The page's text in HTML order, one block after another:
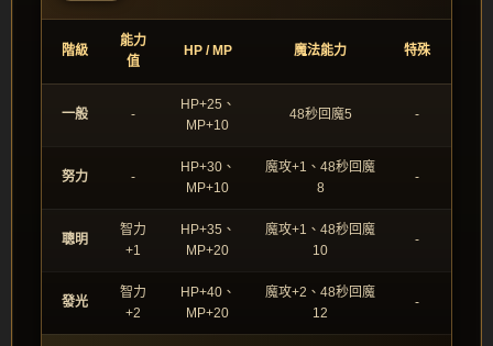
階級
能力
值
HP / MP 魔法能力 特殊
一般 -
HP+25、
MP+10
48秒回魔5 -
努力 -
HP+30、
MP+10
魔攻+1、48秒回魔
8
-
聰明
智力
+1
HP+35、
MP+20
魔攻+1、48秒回魔
10
-
發光
智力
+2
HP+40、
MP+20
魔攻+2、48秒回魔
12
-